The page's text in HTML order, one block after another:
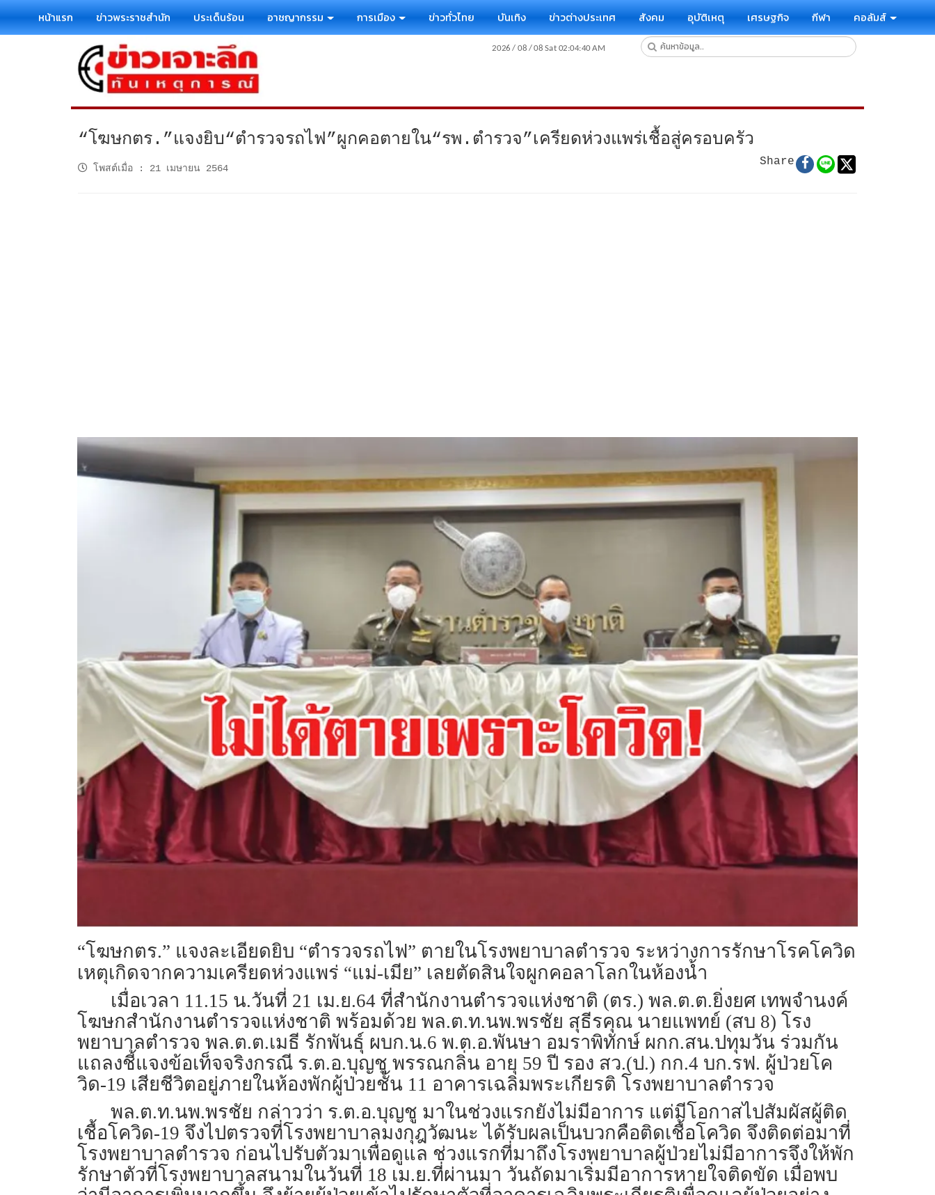
หน้าแรก ข่าวพระราชสำนัก ประเด็นร้อน อาชญากรรม การเมือง ข่าวทั่วไทย บันเทิง ข่าวต่างประเทศ สังคม อุบัติเหตุ เศรษฐกิจ กีฬา คอลัมส์
“โฆษกตร.”แจงยิบ“ตำรวจรถไฟ”ผูกคอตายใน“รพ.ตำรวจ”เครียดห่วงแพร่เชื้อสู่ครอบครัว
โพสต์เมื่อ : 21 เมษายน 2564
Share
“โฆษกตร.” แจงละเอียดยิบ “ตำรวจรถไฟ” ตายในโรงพยาบาลตำรวจ ระหว่างการรักษาโรคโควิด
เหตุเกิดจากความเครียดห่วงแพร่ “แม่-เมีย” เลยตัดสินใจผูกคอลาโลกในห้องน้ำ
เมื่อเวลา 11.15 น.วันที่ 21 เม.ย.64 ที่สำนักงานตำรวจแห่งชาติ (ตร.) พล.ต.ต.ยิ่งยศ เทพจำนงค์
โฆษกสำนักงานตำรวจแห่งชาติ พร้อมด้วย พล.ต.ท.นพ.พรชัย สุธีรคุณ นายแพทย์ (สบ 8) โรง
พยาบาลตำรวจ พล.ต.ต.เมธี รักพันธุ์ ผบก.น.6 พ.ต.อ.พันษา อมราพิทักษ์ ผกก.สน.ปทุมวัน ร่วมกัน
แถลงชี้แจงข้อเท็จจริงกรณี ร.ต.อ.บุญชู พรรณกลิ่น อายุ 59 ปี รอง สว.(ป.) กก.4 บก.รฟ. ผู้ป่วยโค
วิด-19 เสียชีวิตอยู่ภายในห้องพักผู้ป่วยชั้น 11 อาคารเฉลิมพระเกียรติ โรงพยาบาลตำรวจ
พล.ต.ท.นพ.พรชัย กล่าวว่า ร.ต.อ.บุญชู มาในช่วงแรกยังไม่มีอาการ แต่มีโอกาสไปสัมผัสผู้ติด
เชื้อโควิด-19 จึงไปตรวจที่โรงพยาบาลมงกุฎวัฒนะ ได้รับผลเป็นบวกคือติดเชื้อโควิด จึงติดต่อมาที่
โรงพยาบาลตำรวจ ก่อนไปรับตัวมาเพื่อดูแล ช่วงแรกที่มาถึงโรงพยาบาลผู้ป่วยไม่มีอาการจึงให้พัก
รักษาตัวที่โรงพยาบาลสนามในวันที่ 18 เม.ย.ที่ผ่านมา วันถัดมาเริ่มมีอาการหายใจติดขัด เมื่อพบ